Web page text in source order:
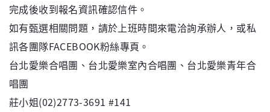
完成後收到報名資訊確認信件。
如有甄選相關問題，請於上班時間來電洽詢承辦人，或私
訊各團隊FACEBOOK粉絲專頁。
台北愛樂合唱團、台北愛樂室內合唱團、台北愛樂青年合
唱團
莊小姐(02)2773-3691 #141